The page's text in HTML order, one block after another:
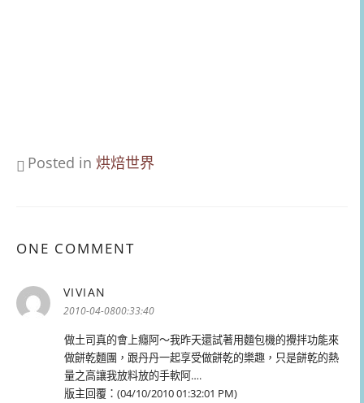
Posted in 烘焙世界
ONE COMMENT
VIVIAN
示:
2010-04-0800:33:40
做土司真的會上癮阿～我昨天還試著用麵包機的攪拌功能來
做餅乾麵團，跟丹丹一起享受做餅乾的樂趣，只是餅乾的熱
量之高讓我放料放的手軟阿….
版主回覆：(04/10/2010 01:32:01 PM)